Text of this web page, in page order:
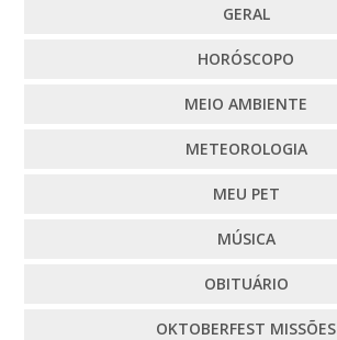
GERAL
HORÓSCOPO
MEIO AMBIENTE
METEOROLOGIA
MEU PET
MÚSICA
OBITUÁRIO
OKTOBERFEST MISSÕES